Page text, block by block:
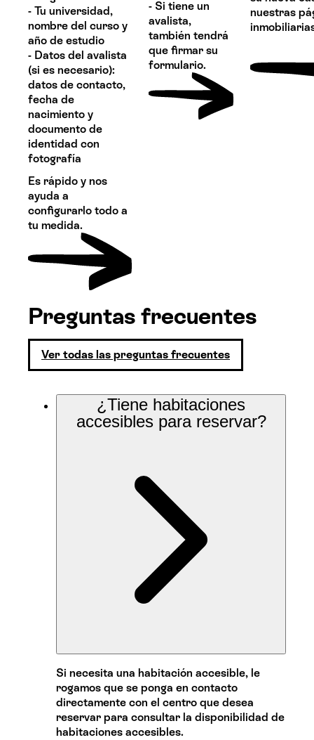
- Tu universidad,
nombre del curso y
año de estudio
- Datos del avalista
(si es necesario):
datos de contacto,
fecha de
nacimiento y
documento de
identidad con
fotografía
Es rápido y nos
ayuda a
configurarlo todo a
tu medida.
- Si tiene un
avalista,
también tendrá
que firmar su
formulario.
nuestras
Preguntas frecuentes
Ver todas las preguntas frecuentes
¿Tiene habitaciones
accesibles para reservar?
Si necesita una habitación accesible, le
rogamos que se ponga en contacto
directamente con el centro que desea
reservar para consultar la disponibilidad de
habitaciones accesibles.